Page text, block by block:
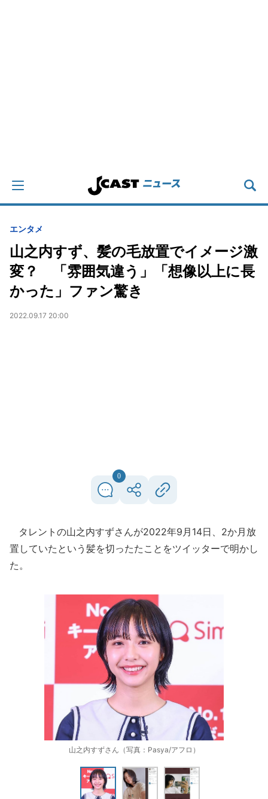
エンタメ
山之内すず、髪の毛放置でイメージ激
変？ 「雰囲気違う」「想像以上に長
かった」ファン驚き
2022.09.17 20:00
0
タレントの山之内すずさんが2022年9月14日、2か月放
置していたという髪を切ったたことをツイッターで明かし
た。
山之内すずさん（写真：Pasya/アフロ）